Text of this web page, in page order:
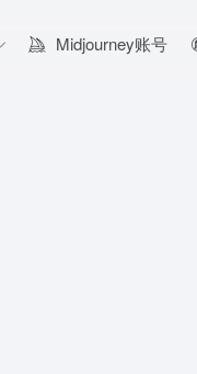
Midjourney账号